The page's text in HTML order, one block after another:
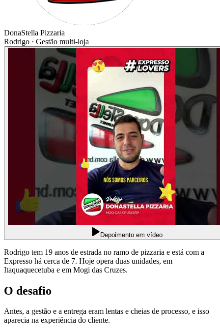
DonaStella Pizzaria
Rodrigo · Gestão multi-loja
Depoimento em vídeo
Rodrigo tem 19 anos de estrada no ramo de pizzaria e está com a
Expresso há cerca de 7. Hoje opera duas unidades, em
Itaquaquecetuba e em Mogi das Cruzes.
O desafio
Antes, a gestão e a entrega eram lentas e cheias de processo, e isso
aparecia na experiência do cliente.